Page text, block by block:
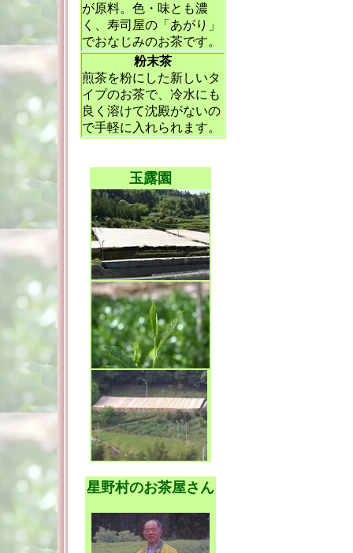
が原料。色・味とも濃
く、寿司屋の「あがり」
でおなじみのお茶です。
粉末茶
煎茶を粉にした新しいタ
イプのお茶で、冷水にも
良く溶けて沈殿がないの
で手軽に入れられます。
玉露園
星野村のお茶屋さん